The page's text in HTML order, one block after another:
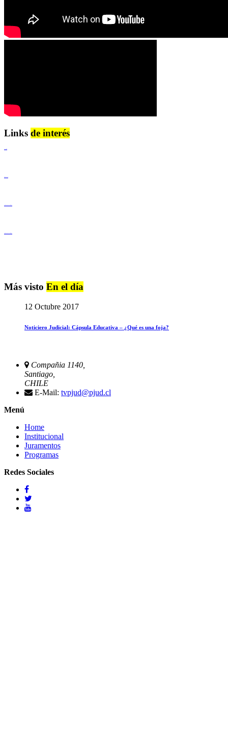
Links de interés
Más visto En el día
12 Octubre 2017
Noticiero Judicial: Cápsula Educativa – ¿Qué es una foja?
Compañia 1140,
Santiago,
CHILE
E-Mail: tvpjud@pjud.cl
Menú
Home
Institucional
Juramentos
Programas
Redes Sociales